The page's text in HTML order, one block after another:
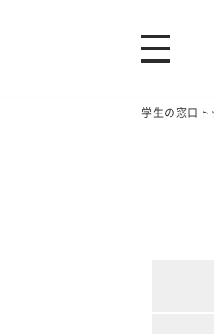
学生の窓口ト